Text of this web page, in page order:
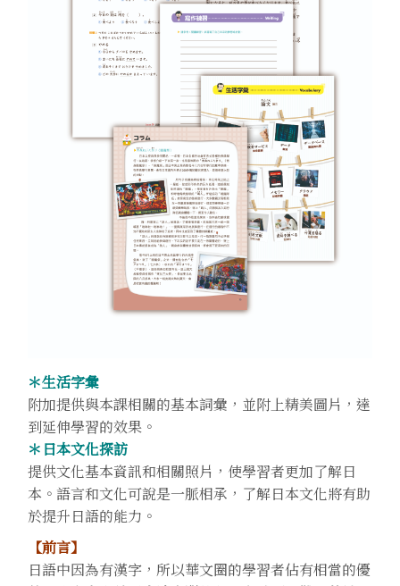
＊生活字彙
附加提供與本課相關的基本詞彙，並附上精美圖片，達
到延伸學習的效果。
＊日本文化探訪
提供文化基本資訊和相關照片，使學習者更加了解日
本。語言和文化可說是一脈相承，了解日本文化將有助
於提升日語的能力。
【前言】
日語中因為有漢字，所以華文圈的學習者佔有相當的優